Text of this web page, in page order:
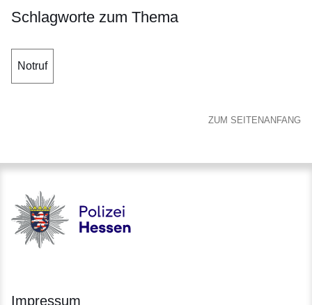
Schlagworte zum Thema
Notruf
ZUM SEITENANFANG
Polizei - Polizei.hessen.de
Impressum